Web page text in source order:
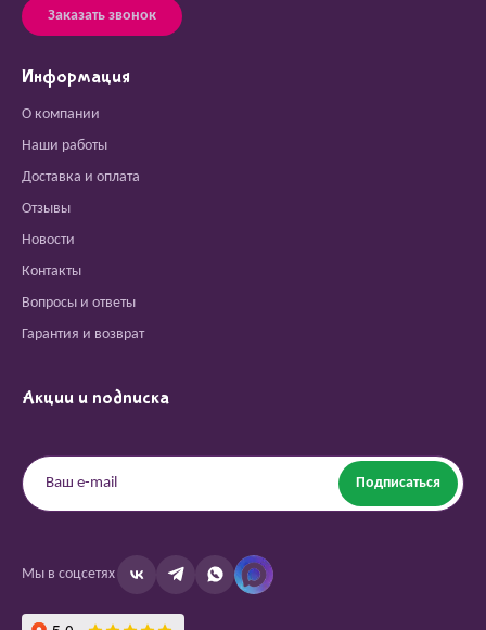
Заказать звонок
Информация
О компании
Наши работы
Доставка и оплата
Отзывы
Новости
Контакты
Вопросы и ответы
Гарантия и возврат
Акции и подписка
Подписаться
Мы в соцсетях